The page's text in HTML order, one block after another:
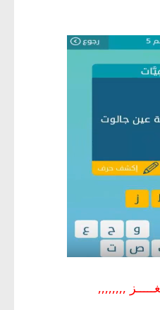
,,,,,,,,